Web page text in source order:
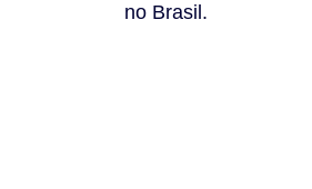
no Brasil.